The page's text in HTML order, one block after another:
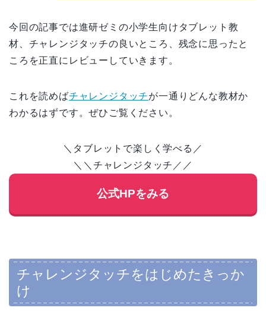
今回の記事では進研ゼミの小学生向けタブレット教
材、チャレンジタッチの良いところ、残念に思ったと
ころを正直にレビューしていきます。
これを読めばチャレンジタッチが一通りどんな教材か
わかるはずです。ぜひご覧ください。
＼タブレットで楽しく学べる／
＼＼チャレンジタッチ／／
公式HPをみる
チャレンジタッチをはじめたきっか
け